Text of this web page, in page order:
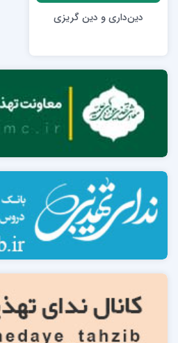
دین‌داری و دین گریزی